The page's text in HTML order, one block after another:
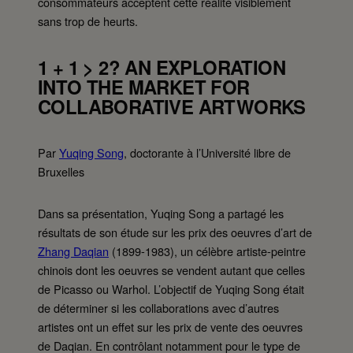
sans trop de heurts.
1 + 1 > 2? AN EXPLORATION
INTO THE MARKET FOR
COLLABORATIVE ARTWORKS
ParYuqing Song, doctorante à l’Université libre de
Bruxelles
Dans sa présentation, Yuqing Song a partagé les
résultats de son étude sur les prix des oeuvres d’art de
Zhang Daqian (1899-1983), un célèbre artiste-peintre
chinois dont les oeuvres se vendent autant que celles
de Picasso ou Warhol. L’objectif de Yuqing Song était
de déterminer si les collaborations avec d’autres
artistes ont un effet sur les prix de vente des oeuvres
de Daqian. En contrôlant notamment pour le type de